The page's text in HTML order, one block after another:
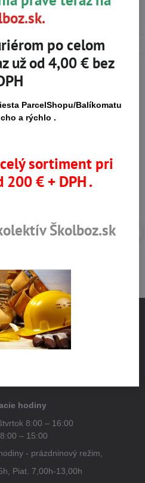
Certifikované výrobky
NÁS
hodiny
8:00 – 16:00
– 15:00
- prázdninový režim,
Piat. 7,00h-13,00h
po celom
už od 4,00 € bez
ParcelShopu/Balíkomatu
a rýchlo .
celý sortiment pri
200 € + DPH .
Školboz.sk